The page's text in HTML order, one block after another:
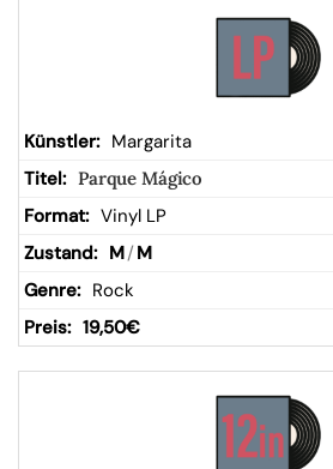
kor
b
Margarita
Parque Mágico
Vinyl LP
M/ M
Rock
19,50€